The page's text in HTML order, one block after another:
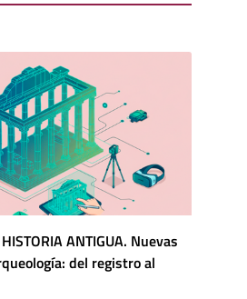
ANTIGUA. Nuevas
del registro al